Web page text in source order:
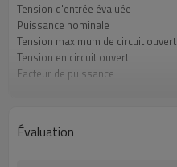
Tension d'entrée évaluée
Puissance nominale
Tension maximum de circuit ouvert
Tension en circuit ouvert
Facteur de puissance
Garantie
Dimensions
Évaluation